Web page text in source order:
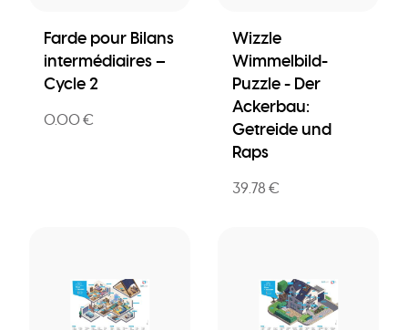
Farde pour Bilans
intermédiaires –
Cycle 2
0.00 €
Wizzle
Wimmelbild-
Puzzle - Der
Ackerbau:
Getreide und
Raps
39.78 €